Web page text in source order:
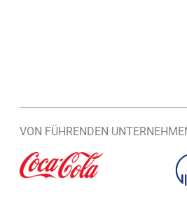
VON FÜHRENDEN